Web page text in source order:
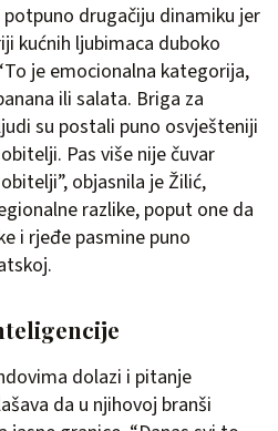
drugačiju dinamiku jer
kućnih ljubimaca duboko
je emocionalna kategorija,
ili salata. Briga za
su postali puno osvješteniji
Pas više nije čuvar
objasnila je Žilić,
razlike, poput one da
i rjeđe pasmine puno
dolazi i pitanje
da u njihovoj branši